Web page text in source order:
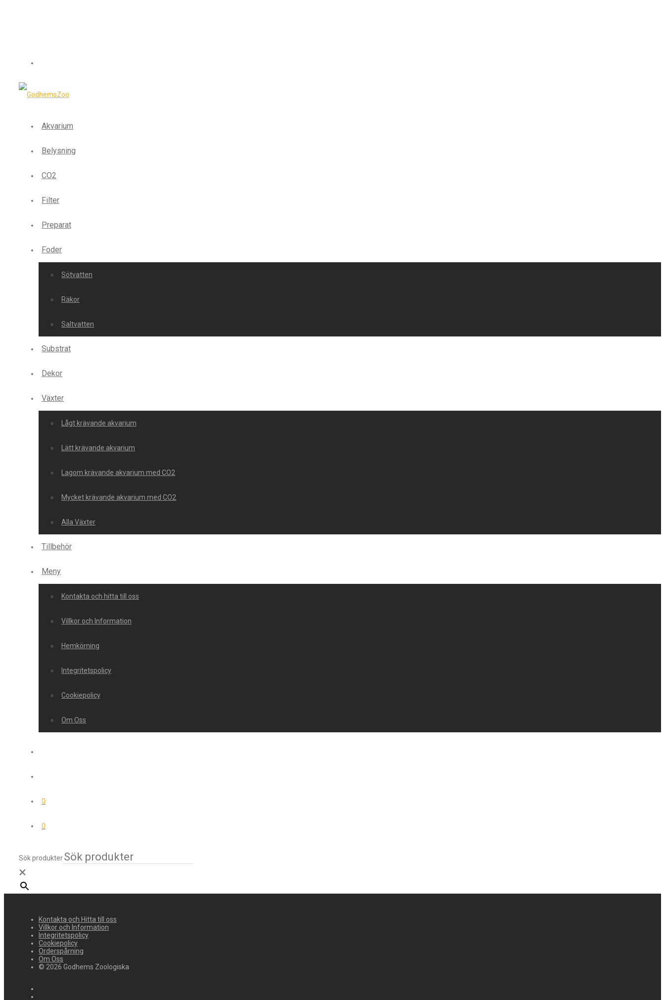
Akvarium
Belysning
CO2
Filter
Preparat
Foder
Sötvatten
Räkor
Saltvatten
Substrat
Dekor
Växter
Lågt krävande akvarium
Lätt krävande akvarium
Lagom krävande akvarium med CO2
Mycket krävande akvarium med CO2
Alla Växter
Tillbehör
Meny
Kontakta och hitta till oss
Villkor och Information
Hemkörning
Integritetspolicy
Cookiepolicy
Om Oss
0
0
Sök produkter
×
Kontakta och Hitta till oss
Villkor och Information
Integritetspolicy
Cookiepolicy
Orderspårning
Om Oss
© 2026 Godhems Zoologiska